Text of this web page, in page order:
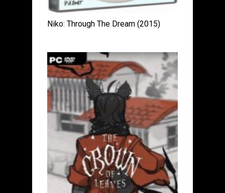
Niko: Through The Dream (2015)